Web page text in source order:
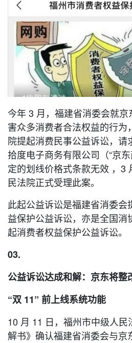
今年 3 月，福建省消委会就京
害众多消费者合法权益的行为
院提起消费民事公益诉讼，
拾度电子商务有限公司（“京
定的划线价格式条款无效 ，3
民法院正式受理此案。
此起公益诉讼是福建省消委会
益保护公益诉讼，亦是全国消
起消费者权益保护公益诉讼。
03.
公益诉讼达成和解：京东将整
“双 11” 前上线系统功能
10 月 11 日，福州市中级人
解书》确认福建省消委会与京